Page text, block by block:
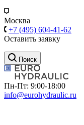
Москва
+7 (495) 604-41-62
Оставить заявку
Поиск
Пн-Пт: 9:00-18:00
info@eurohydraulic.ru